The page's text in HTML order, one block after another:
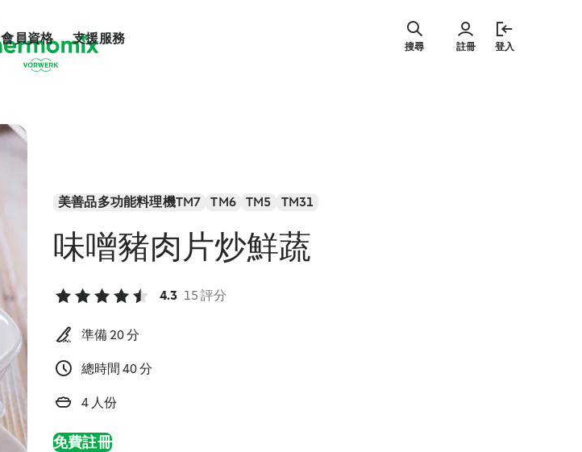
會員資格 支援服務
註冊 登入
搜尋
美善品多功能料理機TM7 TM6 TM5 TM31
味噌豬肉片炒鮮蔬
4.3 15 評分
準備 20 分
總時間 40 分
4 人份
免費註冊